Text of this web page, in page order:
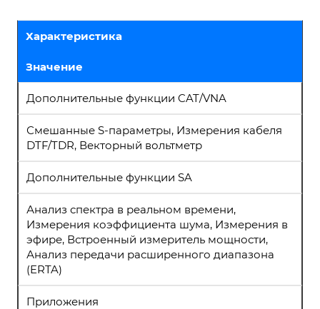
Характеристика
Значение
Дополнительные функции CAT/VNA
Смешанные S-параметры, Измерения кабеля
DTF/TDR, Векторный вольтметр
Дополнительные функции SA
Анализ спектра в реальном времени,
Измерения коэффициента шума, Измерения в
эфире, Встроенный измеритель мощности,
Анализ передачи расширенного диапазона
(ERTA)
Приложения